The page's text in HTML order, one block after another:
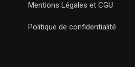
Mentions Légales et CGU
Politique de confidentialité